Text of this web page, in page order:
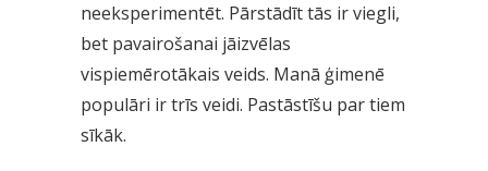
neeksperimentēt. Pārstādīt tās ir viegli,
bet pavairošanai jāizvēlas
vispiemērotākais veids. Manā ģimenē
populāri ir trīs veidi. Pastāstīšu par tiem
sīkāk.